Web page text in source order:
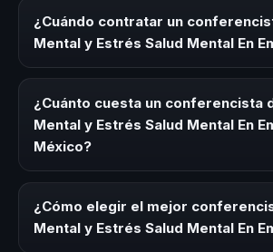
En Empresas es un experto que
estrategias y experiencias sobre este
corporativos, convenciones y
generar reflexión, inspiración y
¿Cuándo contratar un
Mental y Estrés Salud Mental En
Estrés Salud Mental En Empresas para
convenciones anuales, programas de
de integración o cuando tu
impulsar un cambio cultural relacionado
temática.
¿Cuánto cuesta un conferencista
Mental y Estrés Salud Mental En
México?
modalidad (presencial o virtual) y la
En CHM México ofrecemos asesoría
costo y una propuesta en menos de 24
¿Cómo elegir el mejor
Mental y Estrés Salud Mental En